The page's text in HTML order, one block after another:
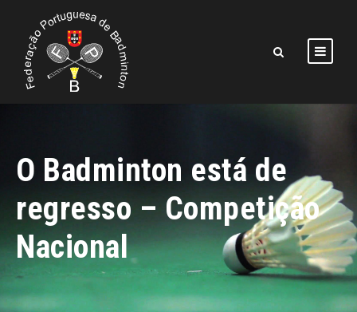
O Badminton está de
regresso – Competição
Nacional